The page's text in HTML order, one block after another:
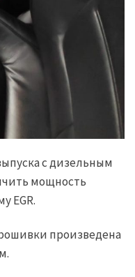
с дизельным
мощность
EGR.
произведена